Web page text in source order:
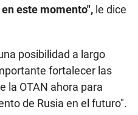
este momento", le dice
posibilidad a largo
fortalecer las
la OTAN ahora para
de Rusia en el futuro".